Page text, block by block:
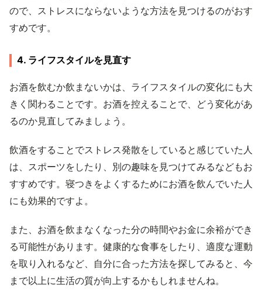
ので、ストレスにならないような方法を見つけるのがおす
すめです。
4. ライフスタイルを見直す
お酒を飲むか飲まないかは、ライフスタイルの変化にも大
きく関わることです。お酒を控えることで、どう変化があ
るのか見直してみましょう。
飲酒をすることでストレス発散をしていると感じていた人
は、スポーツをしたり、別の趣味を見つけてみるなどもお
すすめです。寝つきをよくするためにお酒を飲んでいた人
にも効果的ですよ。
また、お酒を飲まなくなった分の時間やお金に余裕ができ
る可能性があります。健康的な食事をしたり、適度な運動
を取り入れるなど、自分に合った方法を探してみると、今
まで以上に生活の質が向上するかもしれませんね。